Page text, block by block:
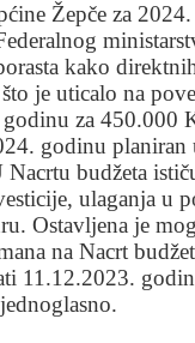
Žepče za
kako
je uticalo na
za 450.000
godinu planiran
budžeta
ulaganja u
Ostavljena je
na Nacrt
11.12.2023.